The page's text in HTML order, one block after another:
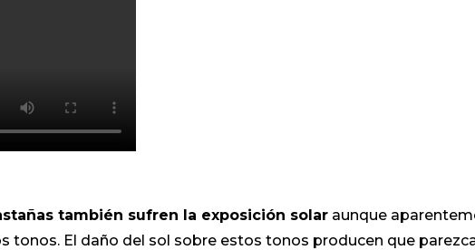
también sufren la exposición solar aunque
tonos. El daño del sol sobre estos tonos producen que